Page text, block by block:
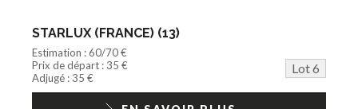
STARLUX (FRANCE) (13)
Estimation : 60/70 €
Prix de départ : 35 €
Lot 6
Adjugé : 35 €